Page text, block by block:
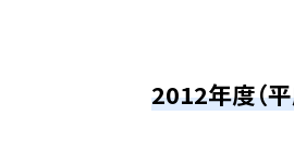
2012年度（